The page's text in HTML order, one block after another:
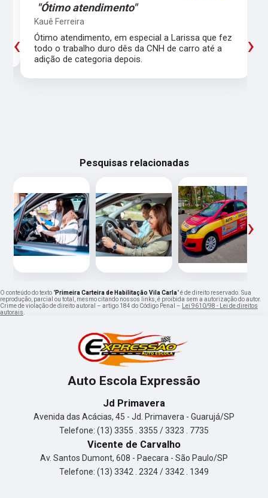
"Ótimo atendimento"
Kauê Ferreira
Ótimo atendimento, em especial a Larissa que fez
todo o trabalho duro dês da CNH de carro até a
adição de categoria depois.
‹ ›
Pesquisas relacionadas
‹ ›
O conteúdo do texto "Primeira Carteira de Habilitação Vila Carla" é de direito reservado. Sua
reprodução, parcial ou total, mesmo citando nossos links, é proibida sem a autorização do autor.
Crime de violação de direito autoral – artigo 184 do Código Penal –
Lei 9610/98 - Lei de direitos
autorais
Auto Escola Expressão
Jd Primavera
Avenida das Acácias, 45 - Jd. Primavera - Guarujá/SP
Telefone: (13) 3355 . 3355 / 3323 . 7735
Vicente de Carvalho
Av. Santos Dumont, 608 - Paecara - São Paulo/SP
Telefone: (13) 3342 . 2324 / 3342 . 1349